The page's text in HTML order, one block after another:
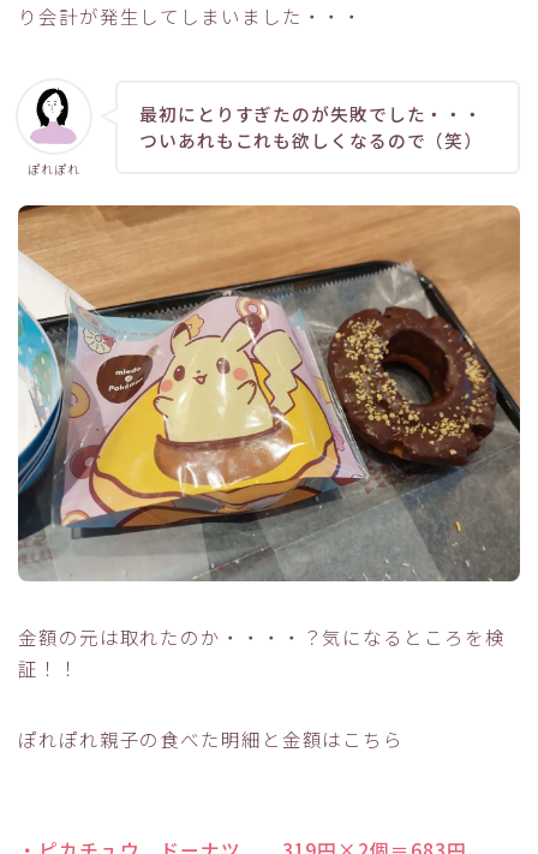
り会計が発生してしまいました・・・
ぽれぽれ
最初にとりすぎたのが失敗でした・・・
ついあれもこれも欲しくなるので（笑）
金額の元は取れたのか・・・・？気になるところを検
証！！
ぽれぽれ親子の食べた明細と金額はこちら